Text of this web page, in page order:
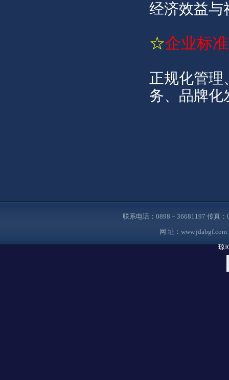
经济效益与
☆企业标准
正规化管理
务、品牌化
联系电话：0898－36681197 传真
网 址： www.jdabgf.com
琼